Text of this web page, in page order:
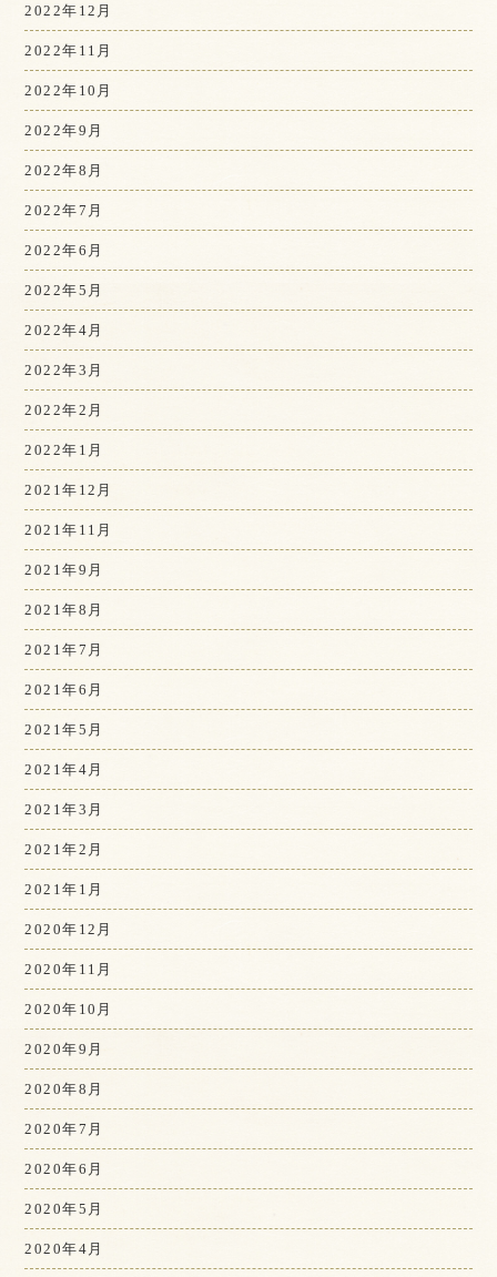
2022年12月
2022年11月
2022年10月
2022年9月
2022年8月
2022年7月
2022年6月
2022年5月
2022年4月
2022年3月
2022年2月
2022年1月
2021年12月
2021年11月
2021年9月
2021年8月
2021年7月
2021年6月
2021年5月
2021年4月
2021年3月
2021年2月
2021年1月
2020年12月
2020年11月
2020年10月
2020年9月
2020年8月
2020年7月
2020年6月
2020年5月
2020年4月